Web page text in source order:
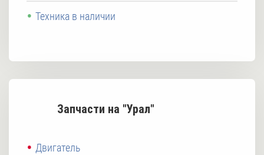
Техника в наличии
Запчасти на "Урал"
Двигатель